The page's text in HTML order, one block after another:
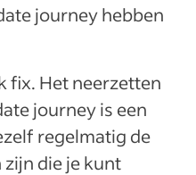
journey hebben
fix. Het neerzetten
journey is een
regelmatig de
die je kunt